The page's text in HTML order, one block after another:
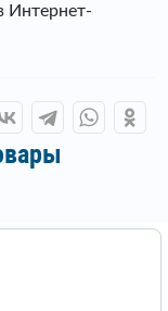
Интернет-